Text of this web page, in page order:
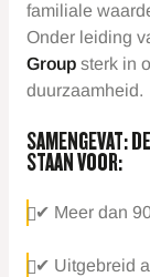
familiale
Onder leiding
Group sterk in
duurzaamheid.
SAMENGEVAT:
STAAN VOOR:
✔ Meer dan
✔ Uitgebreid